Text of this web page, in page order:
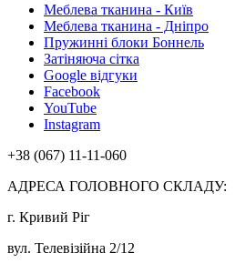
Меблева тканина - Київ
Меблева тканина - Дніпро
Пружинні блоки Боннель
Затіняюча сітка
Google відгуки
Facebook
YouTube
Instagram
+38 (067) 11-11-060
АДРЕСА ГОЛОВНОГО СКЛАДУ:
г. Кривий Ріг
вул. Телевізійна 2/12